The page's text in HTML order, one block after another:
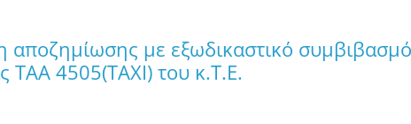
με εξωδικαστικό συμβιβασμό
ΤΑΑ 4505(ΤΑΧΙ) του κ.Τ.Ε.